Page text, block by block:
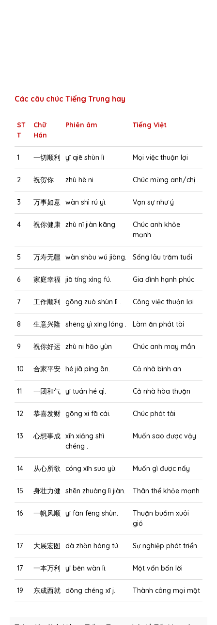
Các câu chúc Tiếng Trung hay
ST
T
Chữ
Hán
Phiên âm Tiếng Việt
1 一切顺利 yī qiē shùn lì Mọi việc thuận lợi
2 祝贺你 zhù hè ni Chúc mừng anh/chị .
3 万事如意 wàn shì rú yì. Vạn sự như ý
4 祝你健康 zhù nǐ jiàn kāng.
Chúc anh khỏe
mạnh
5 万寿无疆 wàn shòu wú jiāng. Sống lâu trăm tuổi
6 家庭幸福 jiā tíng xìng fú. Gia đình hạnh phúc
7 工作顺利 gōng zuò shùn lì . Công việc thuận lợi
8 生意兴隆 shēng yì xīng lóng . Làm ăn phát tài
9 祝你好运 zhù ni hăo yùn Chúc anh may mắn
10 合家平安 hé jiā píng ān. Cả nhà bình an
11 一团和气 yī tuán hé qì. Cả nhà hòa thuận
12 恭喜发财 gōng xi fā cái. Chúc phát tài
13 心想事成 xīn xiăng shì
chéng .
Muốn sao được vậy
14 从心所欲 cóng xīn suo yù. Muốn gì được nấy
15 身壮力健 shēn zhuàng lì jiàn. Thân thể khỏe mạnh
16 一帆风顺 yī fān fēng shùn.
Thuận buồm xuôi
gió
17 大展宏图 dà zhăn hóng tú. Sự nghiệp phát triển
17 一本万利 yī běn wàn lì. Một vốn bốn lời
19 东成西就 dōng chéng xī j. Thành công mọi mặt